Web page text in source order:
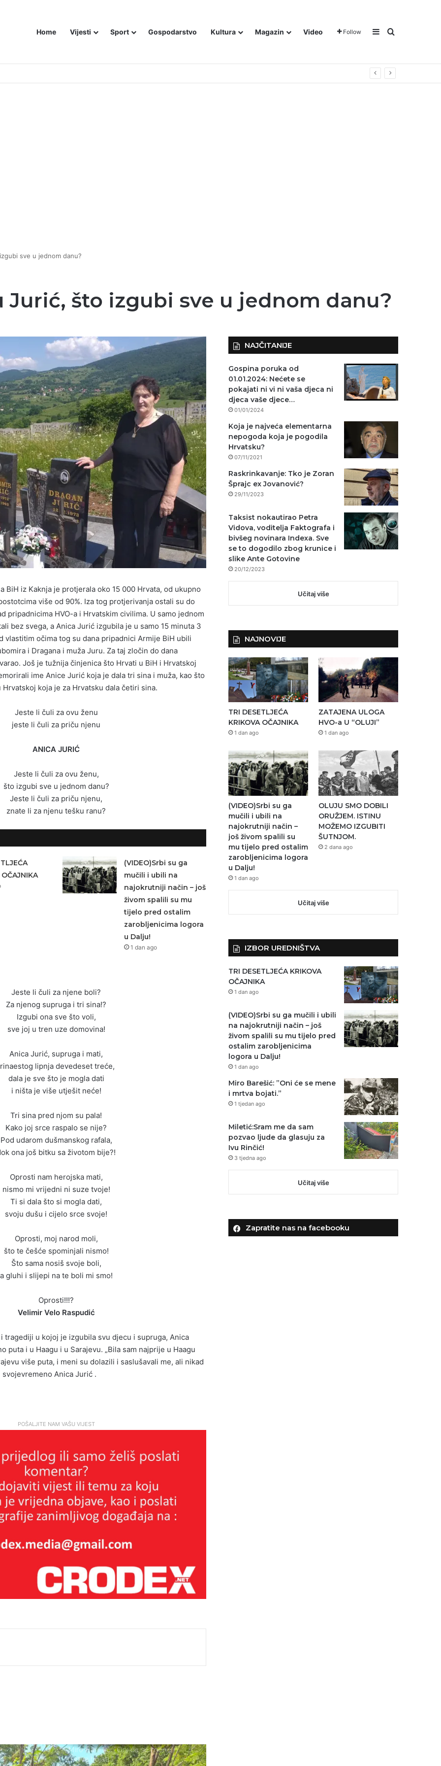
Home Vijesti Sport Gospodarstvo Kultura Magazin Video Follow Sidebar
Traži
sve u jednom danu?
Jurić, što izgubi sve u jednom danu?
BiH iz Kaknja je protjerala oko 15 000 Hrvata, od ukupno
više od 90%. Iza tog protjerivanja ostali su do
pripadnicima HVO-a i Hrvatskim civilima. U samo jednom
bez svega, a Anica Jurić izgubila je u samo 15 minuta 3
vlastitim očima tog su dana pripadnici Armije BiH ubili
i Dragana i muža Juru. Za taj zločin do dana
Još je tužnija činjenica što Hrvati u BiH i Hrvatskoj
ime Anice Jurić koja je dala tri sina i muža, kao što
koja je za Hrvatsku dala četiri sina.
Jeste li čuli za ovu ženu
jeste li čuli za priču njenu
ANICA JURIĆ
Jeste li čuli za ovu ženu,
što izgubi sve u jednom danu?
Jeste li čuli za priču njenu,
znate li za njenu tešku ranu?
(VIDEO)Srbi su ga
mučili i ubili na
najokrutniji način – još
živom spalili su mu
tijelo pred ostalim
zarobljenicima logora
u Dalju!
1 dan ago
Jeste li čuli za njene boli?
Za njenog supruga i tri sina!?
Izgubi ona sve što voli,
sve joj u tren uze domovina!
Anica Jurić, supruga i mati,
lipnja devedeset treće,
dala je sve što je mogla dati
i ništa je više utješit neće!
Tri sina pred njom su pala!
Kako joj srce raspalo se nije?
Pod udarom dušmanskog rafala,
ona još bitku sa životom bije?!
Oprosti nam herojska mati,
nismo mi vrijedni ni suze tvoje!
Ti si dala što si mogla dati,
svoju dušu i cijelo srce svoje!
Oprosti, moj narod moli,
što te češće spominjali nismo!
Što sama nosiš svoje boli,
a gluhi i slijepi na te boli mi smo!
Oprosti!!!?
Velimir Velo Raspudić
tragediji u kojoj je izgubila svu djecu i supruga, Anica
puta i u Haagu i u Sarajevu. „Bila sam najprije u Haagu
više puta, i meni su dolazili i saslušavali me, ali nikad
Anica Jurić .
POŠALJITE NAM VAŠU VIJEST
Kristalna noć bjelopoljskih Hrvata
istinom pokosio HDZ-ovce i ljevicu
LAŽNI JUBILEJ
Miletić:Sram me da sam pozvao
ljude da glasuju za Ivu Rinčić!
NAJČITANIJE
Gospina poruka od
01.01.2024: Nećete se
pokajati ni vi ni vaša djeca ni
djeca vaše djece…
01/01/2024
Koja je najveća elementarna
nepogoda koja je pogodila
Hrvatsku?
07/11/2021
Raskrinkavanje: Tko je Zoran
Šprajc ex Jovanović?
29/11/2023
Taksist nokautirao Petra
Vidova, voditelja Faktografa i
bivšeg novinara Indexa. Sve
se to dogodilo zbog krunice i
slike Ante Gotovine
20/12/2023
Učitaj više
NAJNOVIJE
TRI DESETLJEĆA
KRIKOVA OČAJNIKA
1 dan ago
ZATAJENA ULOGA
HVO-a U “OLUJI”
1 dan ago
(VIDEO)Srbi su ga
mučili i ubili na
najokrutniji način –
još živom spalili su
mu tijelo pred ostalim
zarobljenicima logora
u Dalju!
1 dan ago
OLUJU SMO DOBILI
ORUŽJEM. ISTINU
MOŽEMO IZGUBITI
ŠUTNJOM.
2 dana ago
Učitaj više
IZBOR UREDNIŠTVA
TRI DESETLJEĆA KRIKOVA
OČAJNIKA
1 dan ago
(VIDEO)Srbi su ga mučili i ubili
na najokrutniji način – još
živom spalili su mu tijelo pred
ostalim zarobljenicima
logora u Dalju!
1 dan ago
Miro Barešić: ”Oni će se mene
i mrtva bojati.”
1 tjedan ago
Miletić:Sram me da sam
pozvao ljude da glasuju za
Ivu Rinčić!
3 tjedna ago
Učitaj više
Zapratite nas na facebooku